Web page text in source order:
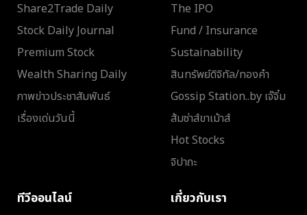
Share2Trade Daily
Stock Daily Journal
Premium Stock
Wealth Sharing Daily
ภาพข่าวประชาสัมพันธ์
เรื่องเด่นวันนี้
The IPO
Fund / Insurance
Sustainability
สินทรัพย์ดิจิทัล/ทองคำ
Gossip Station..by เจ๊จิ๋ม
ส้มซ่าส์ขาเม้าส์
Hot Stocks
จิปาถะ
ทีวีออนไลน์ เกี่ยวกับเรา